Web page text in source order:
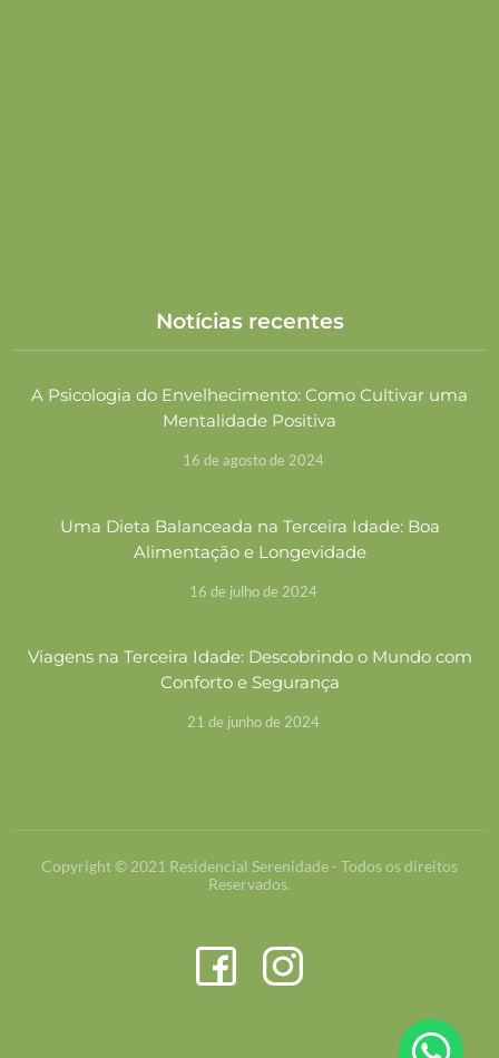
Notícias recentes
A Psicologia do Envelhecimento: Como Cultivar uma
Mentalidade Positiva
16 de agosto de 2024
Uma Dieta Balanceada na Terceira Idade: Boa
Alimentação e Longevidade
16 de julho de 2024
Viagens na Terceira Idade: Descobrindo o Mundo com
Conforto e Segurança
21 de junho de 2024
Copyright © 2021 Residencial Serenidade - Todos os direitos
Reservados.